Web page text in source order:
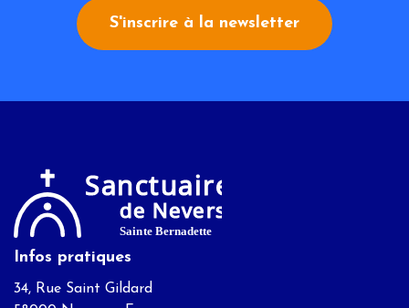
S'inscrire à la newsletter
Infos pratiques
34, Rue Saint Gildard